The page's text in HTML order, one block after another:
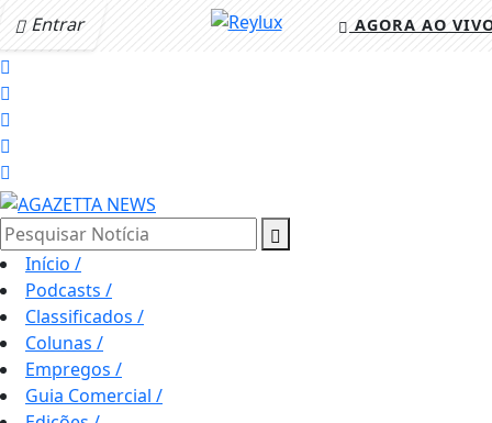
Entrar AGORA AO
Pesquisar Notícia
Início /
Podcasts /
Classificados /
Colunas /
Empregos /
Guia Comercial /